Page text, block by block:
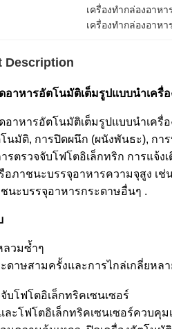
เครื่องทำกล่องอาห
เครื่องทำกล่องอาห
Description
อาหารอัตโนมัติเต็มรูปแบบนำเครื่
อาหารอัตโนมัติเต็มรูปแบบนำเค
นมัติ, การปิดผนึก (ผนังพันธะ), กา
ารตรวจจับโฟโตอิเล็กทริก การแ
อภาชนะบรรจุอาหารความจุสูง เ
นะบรรจุอาหารกระดาษอื่นๆ .
ลวมซ้ำๆ
ดาษสามครั้งและการไกล่เกลี่ยหล
บโฟโตอิเล็กทริคเซนเซอร์
ละโฟโตอิเล็กทริคเซนเซอร์ควบคุ